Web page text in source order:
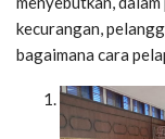
kecurangan,
bagaimana cara